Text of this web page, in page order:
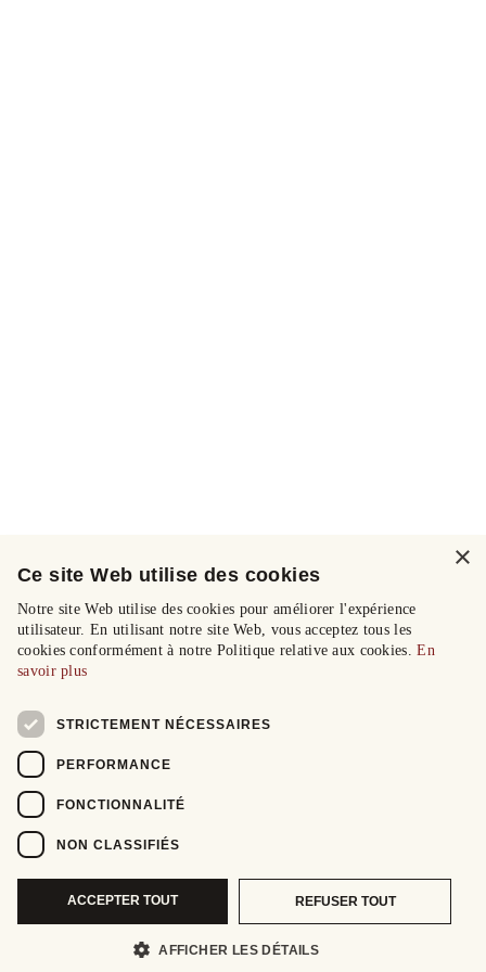
×
Ce site Web utilise des cookies
Notre site Web utilise des cookies pour améliorer l'expérience
utilisateur. En utilisant notre site Web, vous acceptez tous les
cookies conformément à notre Politique relative aux cookies.En
savoir plus
STRICTEMENT NÉCESSAIRES
PERFORMANCE
FONCTIONNALITÉ
NON CLASSIFIÉS
ACCEPTER TOUT REFUSER TOUT
AFFICHER LES DÉTAILS